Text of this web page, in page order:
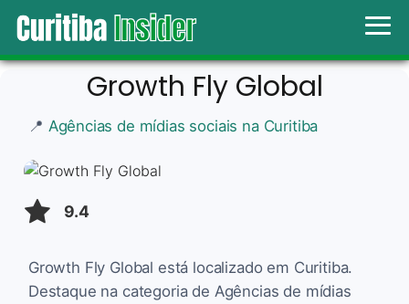
Growth Fly Global
📍 Agências de mídias sociais na Curitiba
9.4
Growth Fly Global está localizado em Curitiba.
Destaque na categoria de Agências de mídias